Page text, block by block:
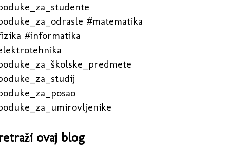
#matematika
#informatika
ovaj blog